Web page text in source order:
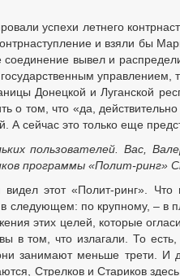
успехи летнего
и взяли бы
вывел и
Донецкой и Луганской
о том, что «да,
А сейчас это только еще
пользователей. Вас,
программы «Полит-ринг»
этот «Полит-ринг». Что
в следующем: по крупному, – в
этих целей, которые
в том, что излагали. То
занимают меньше трети. И
Стрелков и Стариков